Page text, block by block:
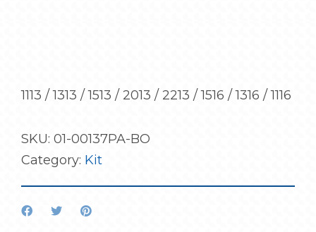
1113 / 1313 / 1513 / 2013 / 2213 / 1516 / 1316 / 1116
SKU: 01-00137PA-BO
Category: Kit